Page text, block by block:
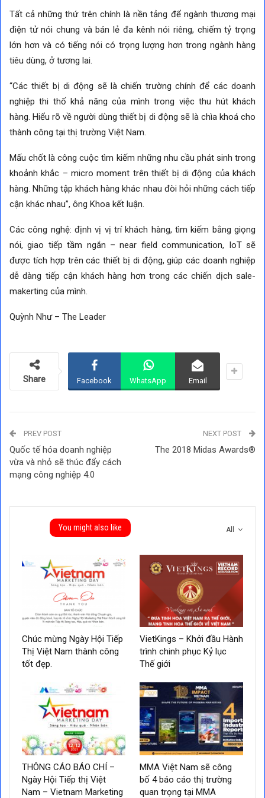
Tất cả những thứ trên chính là nền tảng để ngành thương mại
điện tử nói chung và bán lẻ đa kênh nói riêng, chiếm tỷ trọng
lớn hơn và có tiếng nói có trọng lượng hơn trong ngành hàng
tiêu dùng, ở tương lai.
“Các thiết bị di động sẽ là chiến trường chính để các doanh
nghiệp thi thố khả năng của mình trong việc thu hút khách
hàng. Hiểu rõ về người dùng thiết bị di động sẽ là chìa khoá cho
thành công tại thị trường Việt Nam.
Mấu chốt là công cuộc tìm kiếm những nhu cầu phát sinh trong
khoảnh khắc – micro moment trên thiết bị di động của khách
hàng. Những tập khách hàng khác nhau đòi hỏi những cách tiếp
cận khác nhau”, ông Khoa kết luận.
Các công nghệ: định vị vị trí khách hàng, tìm kiếm bằng giọng
nói, giao tiếp tầm ngắn – near field communication, IoT sẽ
được tích hợp trên các thiết bị di động, giúp các doanh nghiệp
dễ dàng tiếp cận khách hàng hơn trong các chiến dịch sale-
makerting của mình.
Quỳnh Như – The Leader
Share Facebook WhatsApp Email
PREV POST
Quốc tế hóa doanh nghiệp
vừa và nhỏ sẽ thúc đẩy cách
mạng công nghiệp 4.0
NEXT POST
The 2018 Midas Awards®
All
You might also like
Chúc mừng Ngày Hội Tiếp
Thị Việt Nam thành công
tốt đẹp.
VietKings – Khởi đầu Hành
trình chinh phục Kỷ lục
Thế giới
THÔNG CÁO BÁO CHÍ –
Ngày Hội Tiếp thị Việt
Nam – Vietnam Marketing
MMA Việt Nam sẽ công
bố 4 báo cáo thị trường
quan trọng tại MMA